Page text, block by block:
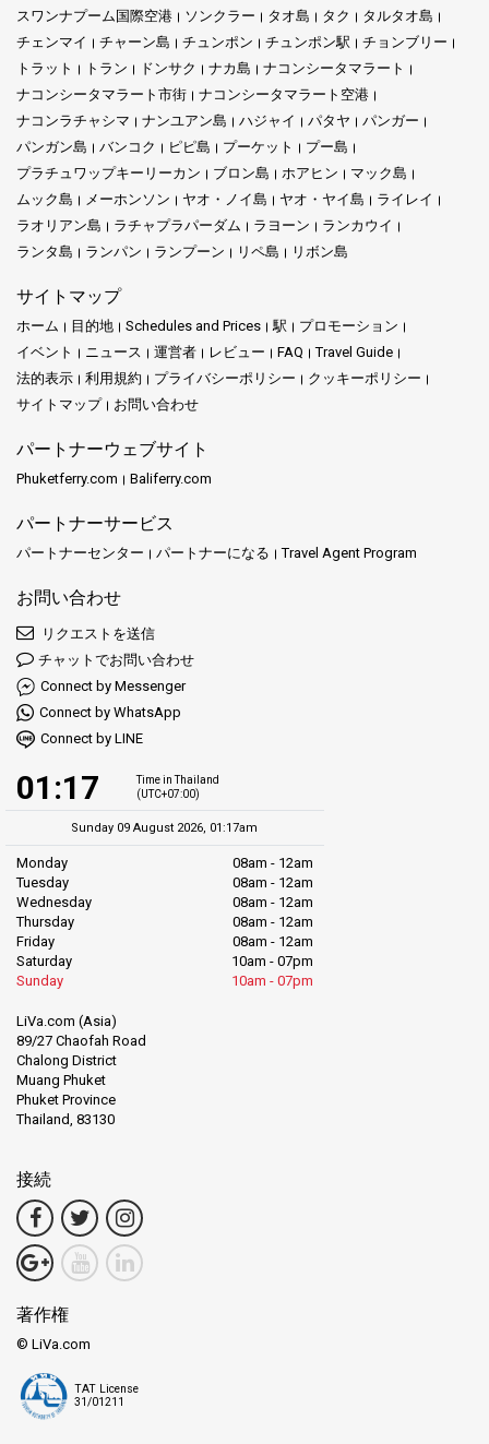
スワンナプーム国際空港
ソンクラー タオ島 タク
タルタオ島
チェンマイ
チャーン島 チュンポン チュンポン駅
チョンブリー
トラット
トラン ドンサク ナカ島
ナコンシータマラート
ナコンシータマラート市街
ナコンシータマラート空港
ナコンラチャシマ
ナンユアン島 ハジャイ パタヤ
パンガー
パンガン島
バンコク ピピ島 プーケット
プー島
プラチュワップキーリーカン
ブロン島 ホアヒン
マック島
ムック島
メーホンソン ヤオ・ノイ島 ヤオ・ヤイ島
ライレイ
ラオリアン島
ラチャプラパーダム ラヨーン
ランカウイ
ランタ島
ランパン ランプーン リペ島 リボン島
サイトマップ
ホーム 目的地 Schedules and Prices 駅
プロモーション
イベント
ニュース 運営者 レビュー FAQ
Travel Guide
法的表示
利用規約 プライバシーポリシー
クッキーポリシー
サイトマップ
お問い合わせ
パートナーウェブサイト
Phuketferry.com Baliferry.com
パートナーサービス
パートナーセンター パートナーになる Travel Agent Program
お問い合わせ
リクエストを送信
チャットでお問い合わせ
Connect by Messenger
Connect by WhatsApp
Connect by LINE
01:17
Time in Thailand
(UTC+07:00)
Sunday 09 August 2026, 01:17am
Monday
08am - 12am
Tuesday
08am - 12am
Wednesday
08am - 12am
Thursday
08am - 12am
Friday
08am - 12am
Saturday
10am - 07pm
Sunday
10am - 07pm
LiVa.com (Asia)
89/27 Chaofah Road
Chalong District
Muang Phuket
Phuket Province
Thailand, 83130
接続
著作権
© LiVa.com
TAT License
31/01211